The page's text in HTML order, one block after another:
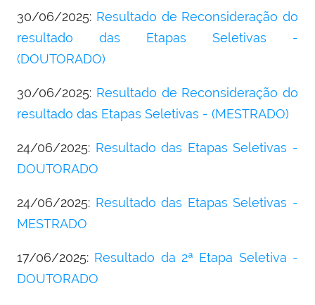
30/06/2025: Resultado de Reconsideração do
resultado das Etapas Seletivas -
(DOUTORADO)
30/06/2025: Resultado de Reconsideração do
resultado das Etapas Seletivas - (MESTRADO)
24/06/2025: Resultado das Etapas Seletivas -
DOUTORADO
24/06/2025: Resultado das Etapas Seletivas -
MESTRADO
17/06/2025: Resultado da 2ª Etapa Seletiva -
DOUTORADO